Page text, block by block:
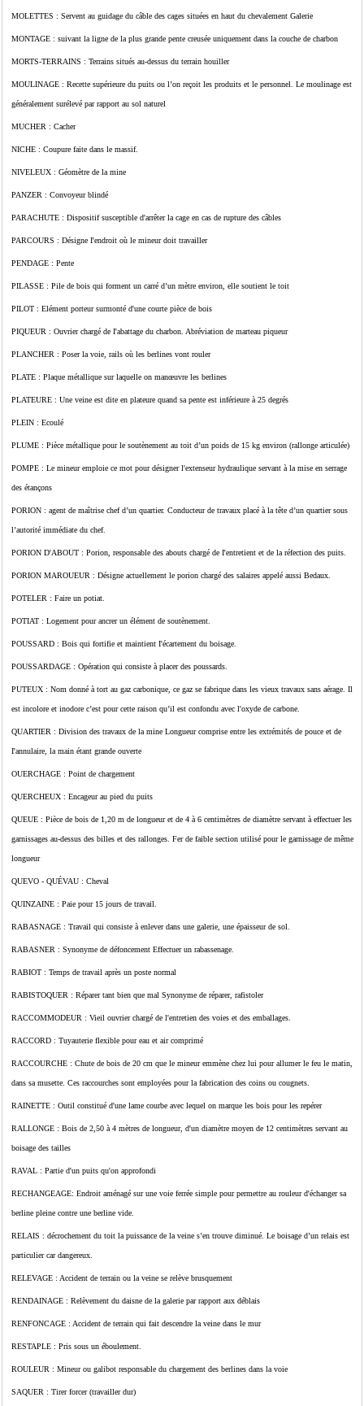
MOLETTES : Servent au guidage du câble des cages situées en haut du chevalement Galerie
MONTAGE : suivant la ligne de la plus grande pente creusée uniquement dans la couche de charbon
MORTS-TERRAINS : Terrains situés au-dessus du terrain houiller
MOULINAGE : Recette supérieure du puits ou l’on reçoit les produits et le personnel. Le moulinage est
généralement surélevé par rapport au sol naturel
MUCHER : Cacher
NICHE : Coupure faite dans le massif.
NIVELEUX : Géomètre de la mine
PANZER : Convoyeur blindé
PARACHUTE : Dispositif susceptible d'arrêter la cage en cas de rupture des câbles
PARCOURS : Désigne I'endroit où le mineur doit travailler
PENDAGE : Pente
PILASSE : Pile de bois qui forment un carré d’un mètre environ, elle soutient le toit
PILOT : Elément porteur surmonté d'une courte pièce de bois
PIQUEUR : Ouvrier chargé de I'abattage du charbon. Abréviation de marteau piqueur
PLANCHER : Poser la voie, rails où les berlines vont rouler
PLATE : Plaque métallique sur laquelle on manœuvre les berlines
PLATEURE : Une veine est dite en plateure quand sa pente est inférieure à 25 degrés
PLEIN : Ecoulé
PLUME : Pièce métallique pour le soutènement au toit d’un poids de 15 kg environ (rallonge articulée)
POMPE : Le mineur emploie ce mot pour désigner l'extenseur hydraulique servant à la mise en serrage
des étançons
PORION : agent de maîtrise chef d’un quartier. Conducteur de travaux placé à la tête d’un quartier sous
l’autorité immédiate du chef.
PORION D'ABOUT : Porion, responsable des abouts chargé de I'entretient et de la réfection des puits.
PORION MAROUEUR : Désigne actuellement le porion chargé des salaires appelé aussi Bedaux.
POTELER : Faire un potiat.
POTIAT : Logement pour ancrer un élément de soutènement.
POUSSARD : Bois qui fortifie et maintient I'écartement du boisage.
POUSSARDAGE : Opération qui consiste à placer des poussards.
PUTEUX : Nom donné à tort au gaz carbonique, ce gaz se fabrique dans les vieux travaux sans aérage. Il
est incolore et inodore c’est pour cette raison qu’il est confondu avec l'oxyde de carbone.
QUARTIER : Division des travaux de la mine Longueur comprise entre les extrémités de pouce et de
I'annulaire, la main étant grande ouverte
OUERCHAGE : Point de chargement
QUERCHEUX : Encageur au pied du puits
QUEUE : Pièce de bois de 1,20 m de longueur et de 4 à 6 centimètres de diamètre servant à effectuer les
garnissages au-dessus des billes et des rallonges. Fer de faible section utilisé pour le garnissage de même
longueur
QUEVO - QUÉVAU : Cheval
QUINZAINE : Paie pour 15 jours de travail.
RABASNAGE : Travail qui consiste à enlever dans une galerie, une épaisseur de sol.
RABASNER : Synonyme de défoncement Effectuer un rabassenage.
RABIOT : Temps de travail après un poste normal
RABISTOQUER : Réparer tant bien que mal Synonyme de réparer, rafistoler
RACCOMMODEUR : Vieil ouvrier chargé de l'entretien des voies et des emballages.
RACCORD : Tuyauterie flexible pour eau et air comprimé
RACCOURCHE : Chute de bois de 20 cm que le mineur emmène chez lui pour allumer le feu le matin,
dans sa musette. Ces raccourches sont employées pour la fabrication des coins ou cougnets.
RAINETTE : Outil constitué d'une lame courbe avec lequel on marque les bois pour les repérer
RALLONGE : Bois de 2,50 à 4 mètres de longueur, d'un diamètre moyen de 12 centimètres servant au
boisage des tailles
RAVAL : Partie d'un puits qu'on approfondi
RECHANGEAGE: Endroit aménagé sur une voie ferrée simple pour permettre au rouleur d'échanger sa
berline pleine contre une berline vide.
RELAIS : décrochement du toit la puissance de la veine s’en trouve diminué. Le boisage d’un relais est
particulier car dangereux.
RELEVAGE : Accident de terrain ou la veine se relève brusquement
RENDAINAGE : Relèvement du daisne de la galerie par rapport aux déblais
RENFONCAGE : Accident de terrain qui fait descendre la veine dans le mur
RESTAPLE : Pris sous un éboulement.
ROULEUR : Mineur ou galibot responsable du chargement des berlines dans la voie
SAQUER : Tirer forcer (travailler dur)